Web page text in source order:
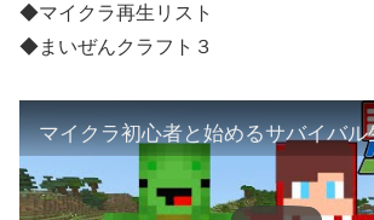
◆マイクラ再生リスト
◆まいぜんクラフト３